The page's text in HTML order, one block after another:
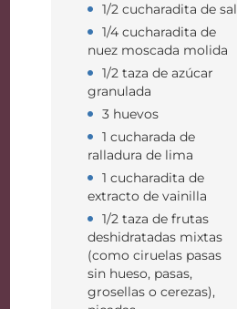
1/2 cucharadita de sal
1/4 cucharadita de
nuez moscada molida
1/2 taza de azúcar
granulada
3 huevos
1 cucharada de
ralladura de lima
1 cucharadita de
extracto de vainilla
1/2 taza de frutas
deshidratadas mixtas
(como ciruelas pasas
sin hueso, pasas,
grosellas o cerezas),